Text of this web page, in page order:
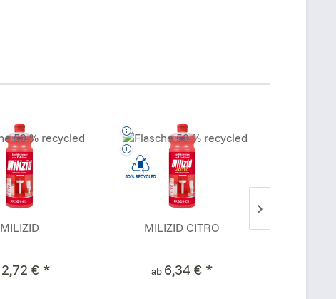
MILIZID
2,72 € *
MILIZID CITRO
ab 6,34 € *